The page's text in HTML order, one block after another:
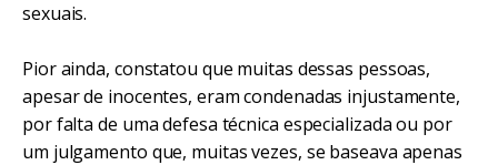
sexuais.
Pior ainda, constatou que muitas dessas pessoas,
apesar de inocentes, eram condenadas injustamente,
por falta de uma defesa técnica especializada ou por
um julgamento que, muitas vezes, se baseava apenas